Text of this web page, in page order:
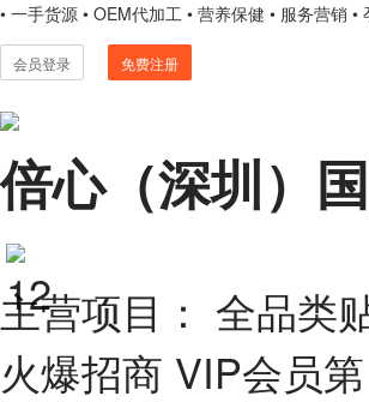
• 一手货源 • OEM代加工 • 营养保健 • 服务营销 •
会员登录 免费注册
倍心（深圳）
主营项目： 全品类
火爆招商 VIP会员